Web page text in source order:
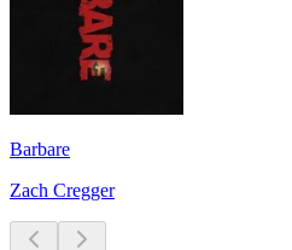
Barbare
Zach Cregger